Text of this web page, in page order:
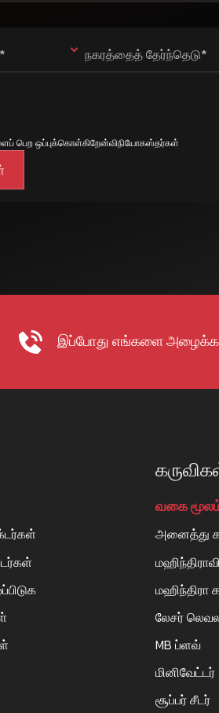
நகரத்தைத் தேர்ந்தெடு*
பெற ஒப்புக்கொள்கிறேன்விநியோகஸ்தர்கள்
இப்போது எங்களை
வகை
அனைத்து
மஹிந்திரா
லேசர்
MB ப்ளவ்
மினிவேட்டர்
சூப்பர் சீடர்